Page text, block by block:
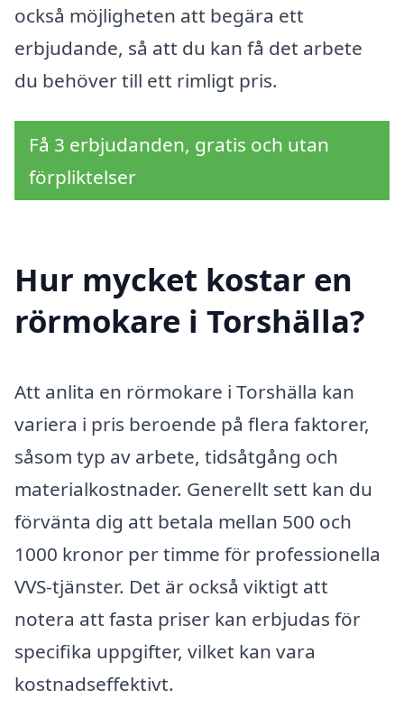
också möjligheten att begära ett
erbjudande, så att du kan få det arbete
du behöver till ett rimligt pris.
Få 3 erbjudanden, gratis och utan
förpliktelser
Hur mycket kostar en
rörmokare i Torshälla?
Att anlita en rörmokare i Torshälla kan
variera i pris beroende på flera faktorer,
såsom typ av arbete, tidsåtgång och
materialkostnader. Generellt sett kan du
förvänta dig att betala mellan 500 och
1000 kronor per timme för professionella
VVS-tjänster. Det är också viktigt att
notera att fasta priser kan erbjudas för
specifika uppgifter, vilket kan vara
kostnadseffektivt.